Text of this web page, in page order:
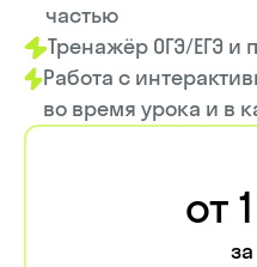
частью
Тренажёр ОГЭ/ЕГЭ
Работа с
во время урока и в
от